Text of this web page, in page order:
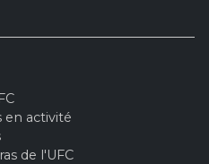
en activité
de l'UFC